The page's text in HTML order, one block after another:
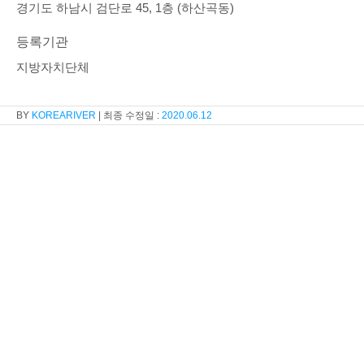
경기도 하남시 검단로 45, 1층 (하산곡동)
등록기관
지방자치단체
KOREARIVER 2020.06.12